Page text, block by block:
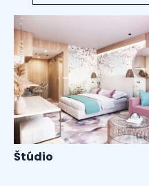
Štúdio